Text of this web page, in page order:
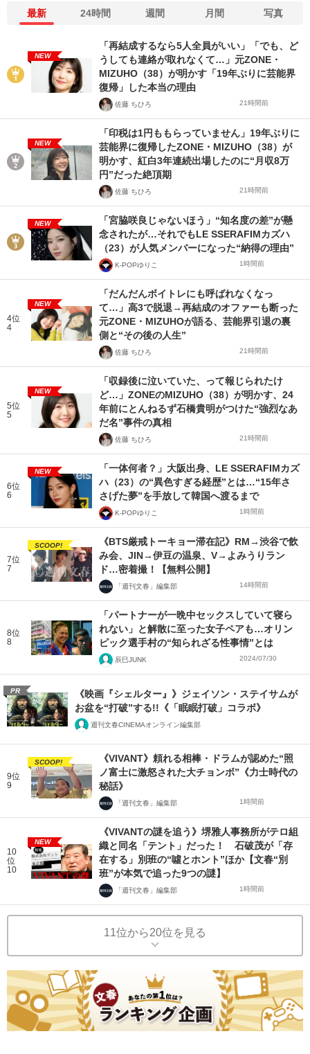
最新 24時間 週間 月間 写真
NEW
「再結成するなら5人全員がいい」「でも、ど
うしても連絡が取れなくて…」元ZONE・
MIZUHO（38）が明かす「19年ぶりに芸能界
復帰」した本当の理由
佐藤 ちひろ 21時間前
NEW
「印税は1円ももらっていません」19年ぶりに
芸能界に復帰したZONE・MIZUHO（38）が
明かす、紅白3年連続出場したのに“月収8万
円”だった絶頂期
佐藤 ちひろ 21時間前
NEW
「宮脇咲良じゃないほう」“知名度の差”が懸
念されたが…それでもLE SSERAFIMカズハ
（23）が人気メンバーになった“納得の理由”
K-POPゆりこ 1時間前
4位
4
NEW
「だんだんボイトレにも呼ばれなくなっ
て…」高3で脱退→再結成のオファーも断った
元ZONE・MIZUHOが語る、芸能界引退の裏
側と“その後の人生”
佐藤 ちひろ 21時間前
5位
5
NEW
「収録後に泣いていた、って報じられたけ
ど…」ZONEのMIZUHO（38）が明かす、24
年前にとんねるず石橋貴明がつけた“強烈なあ
だ名”事件の真相
佐藤 ちひろ 21時間前
6位
6
NEW
「一体何者？」大阪出身、LE SSERAFIMカズ
ハ（23）の“異色すぎる経歴”とは…“15年さ
さげた夢”を手放して韓国へ渡るまで
K-POPゆりこ 1時間前
7位
7
SCOOP!
《BTS厳戒トーキョー滞在記》RM→渋谷で飲
み会、JIN→伊豆の温泉、V→よみうりラン
ド…密着撮！【無料公開】
「週刊文春」編集部 14時間前
8位
8
「パートナーが一晩中セックスしていて寝ら
れない」と解散に至った女子ペアも…オリン
ピック選手村の“知られざる性事情”とは
辰巳JUNK 2024/07/30
PR
《映画『シェルター』》ジェイソン・ステイサムが
お盆を“打破”する!!《「眠眠打破」コラボ》
週刊文春CINEMAオンライン編集部
9位
9
SCOOP!
《VIVANT》頼れる相棒・ドラムが認めた“照
ノ富士に激怒された大チョンボ”《力士時代の
秘話》
「週刊文春」編集部 1時間前
10
位
10
NEW
《VIVANTの謎を追う》堺雅人事務所がテロ組
織と同名「テント」だった！ 石破茂が「存
在する」別班の“噓とホント”ほか【文春“別
班”が本気で追った9つの謎】
「週刊文春」編集部 1時間前
11位から20位を見る